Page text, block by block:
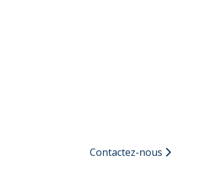
Contactez-nous